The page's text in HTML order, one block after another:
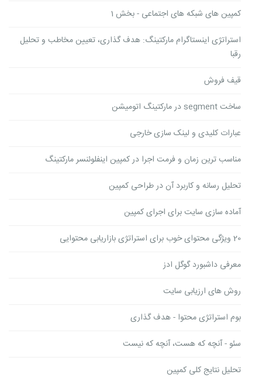
کمپین های شبکه های اجتماعی - بخش 1
استراتژی اینستاگرام مارکتینگ: هدف گذاری، تعیین مخاطب و تحلیل
رقبا
قیف فروش
ساخت segment در مارکتینگ اتومیشن
عبارات کلیدی و لینک سازی خارجی
مناسب ترین زمان و فرمت اجرا در کمپین اینفلوئنسر مارکتینگ
تحلیل رسانه و کاربرد آن در طراحی کمپین
آماده سازی سایت برای اجرای کمپین
20 ویژگی محتوای خوب برای استراتژی بازاریابی محتوایی
معرفی داشبورد گوگل ادز
روش های ارزیابی سایت
بوم استراتژی محتوا - هدف گذاری
سئو - آنچه که هست، آنچه که نیست
تحلیل نتایج کلی کمپین